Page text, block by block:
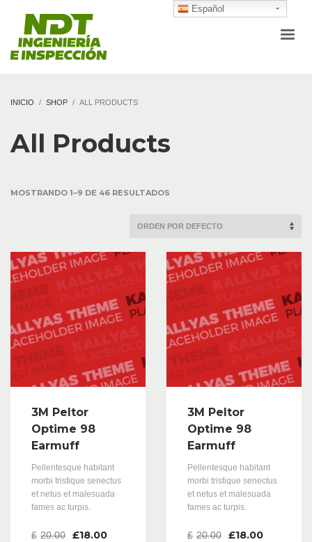
INICIO SHOP ALL PRODUCTS
All Products
MOSTRANDO 1–9 DE 46 RESULTADOS
3M Peltor
Optime 98
Earmuff
Pellentesque habitant
morbi tristique senectus
et netus et malesuada
fames ac turpis.
£ 20.00 £18.00
3M Peltor
Optime 98
Earmuff
Pellentesque habitant
morbi tristique senectus
et netus et malesuada
fames ac turpis.
£ 20.00 £18.00
Español